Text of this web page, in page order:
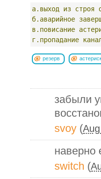
а.выход из строя
б.аварийное
в.повисание
г.пропадание
резерв
забыли
svoy (
наверно
switch (